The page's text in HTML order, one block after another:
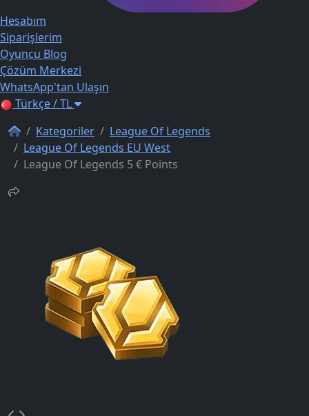
Hesabım
Siparişlerim
Oyuncu Blog
Çözüm Merkezi
WhatsApp'tan Ulaşın
Türkçe / TL
Kategoriler
League Of Legends
League Of Legends EU West
League Of Legends 5 € Points